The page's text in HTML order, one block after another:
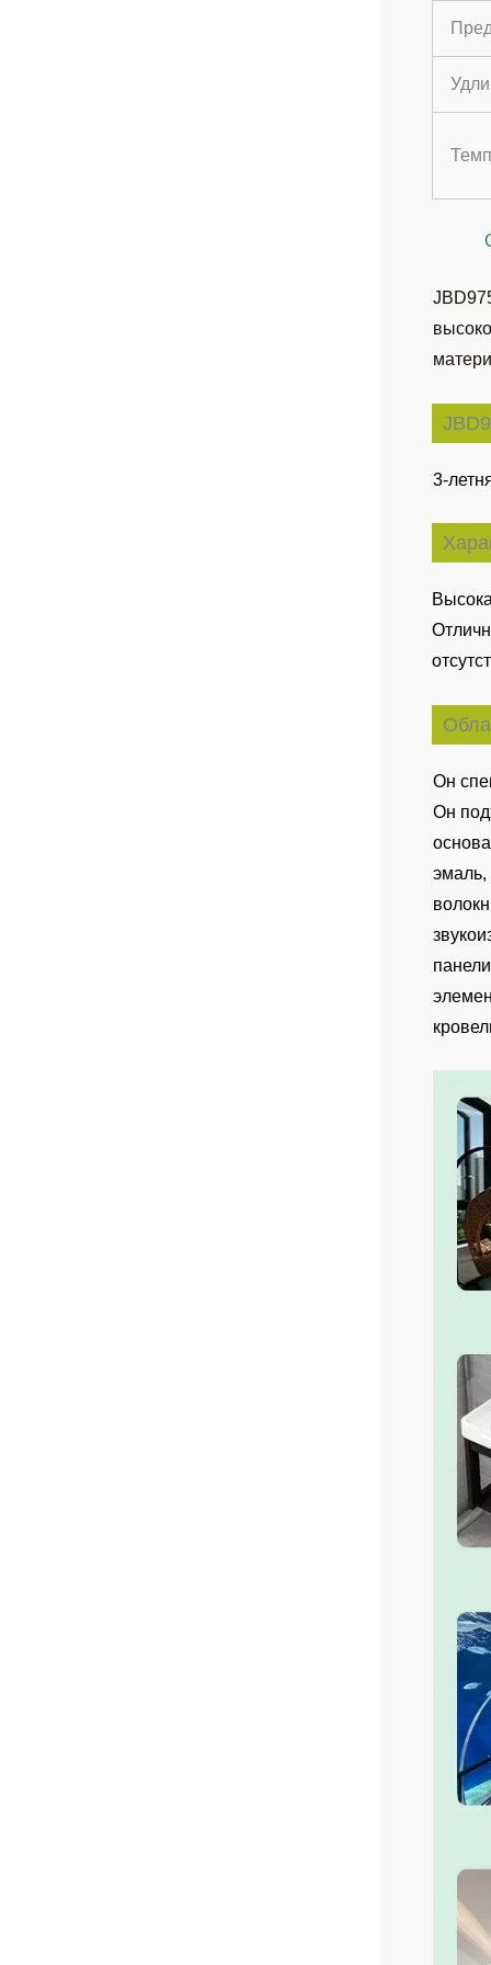
3-
Он
Он
эмаль,